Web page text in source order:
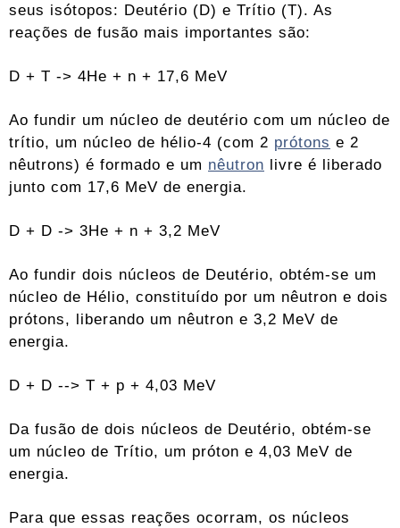
seus isótopos: Deutério (D) e Trítio (T). As
reações de fusão mais importantes são:
D + T -> 4He + n + 17,6 MeV
Ao fundir um núcleo de deutério com um núcleo de
trítio, um núcleo de hélio-4 (com 2 prótons e 2
nêutrons) é formado e um nêutron livre é liberado
junto com 17,6 MeV de energia.
D + D -> 3He + n + 3,2 MeV
Ao fundir dois núcleos de Deutério, obtém-se um
núcleo de Hélio, constituído por um nêutron e dois
prótons, liberando um nêutron e 3,2 MeV de
energia.
D + D --> T + p + 4,03 MeV
Da fusão de dois núcleos de Deutério, obtém-se
um núcleo de Trítio, um próton e 4,03 MeV de
energia.
Para que essas reações ocorram, os núcleos